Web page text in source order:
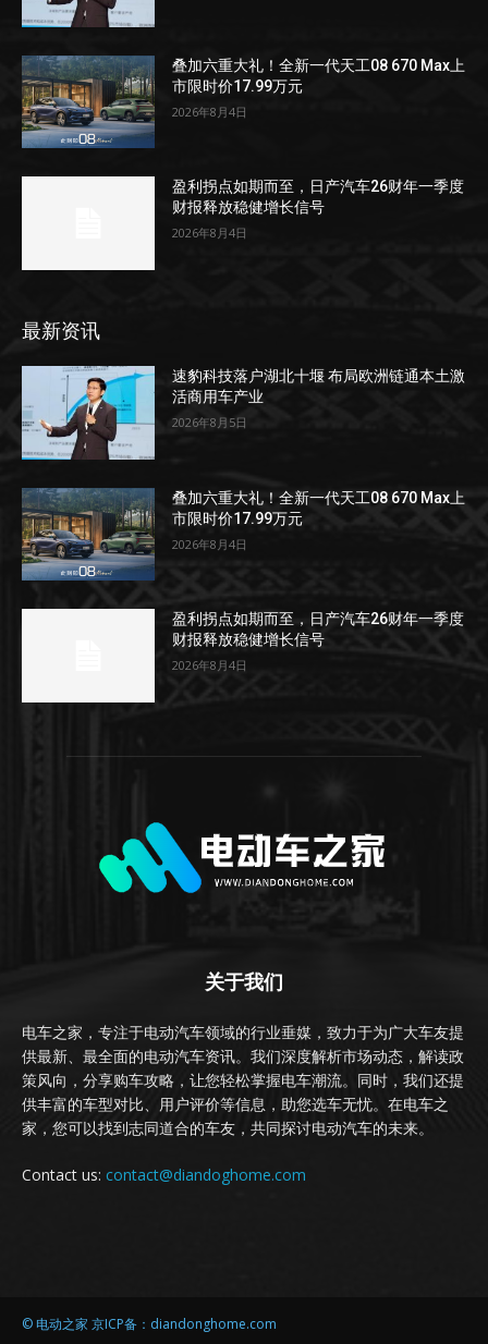
叠加六重大礼！全新一代天工08 670 Max上
市限时价17.99万元
2026年8月4日
盈利拐点如期而至，日产汽车26财年一季度
财报释放稳健增长信号
2026年8月4日
最新资讯
速豹科技落户湖北十堰 布局欧洲链通本土激
活商用车产业
2026年8月5日
叠加六重大礼！全新一代天工08 670 Max上
市限时价17.99万元
2026年8月4日
盈利拐点如期而至，日产汽车26财年一季度
财报释放稳健增长信号
2026年8月4日
关于我们
电车之家，专注于电动汽车领域的行业垂媒，致力于为广大车友提
供最新、最全面的电动汽车资讯。我们深度解析市场动态，解读政
策风向，分享购车攻略，让您轻松掌握电车潮流。同时，我们还提
供丰富的车型对比、用户评价等信息，助您选车无忧。在电车之
家，您可以找到志同道合的车友，共同探讨电动汽车的未来。
Contact us: contact@diandoghome.com
© 电动之家 京ICP备：diandonghome.com